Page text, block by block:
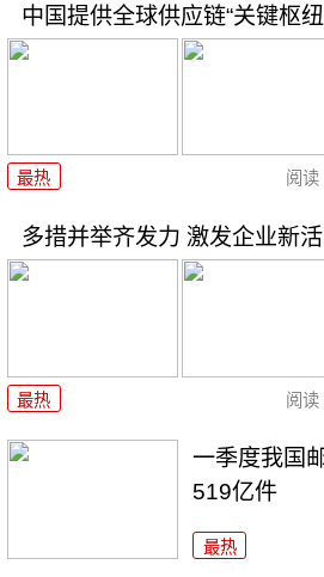
中国提供全球供应链“关键枢
最热 阅读
多措并举齐发力 激发企业新
最热 阅读
一季度我国
519亿件
最热